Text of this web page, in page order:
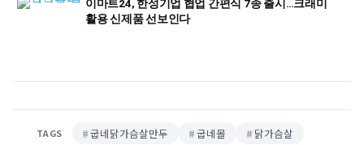
이마트24, 한성기업 협업 간편식 7종 출시…크래미
활용 신제품 선보인다
TAGS 굽네닭가슴살만두 굽네몰
닭가슴살